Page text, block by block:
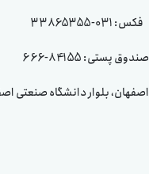
فکس: 031-33865355
صندوق پستی: 84155-666
اصفهان، بلوار دانشگاه صنعتی